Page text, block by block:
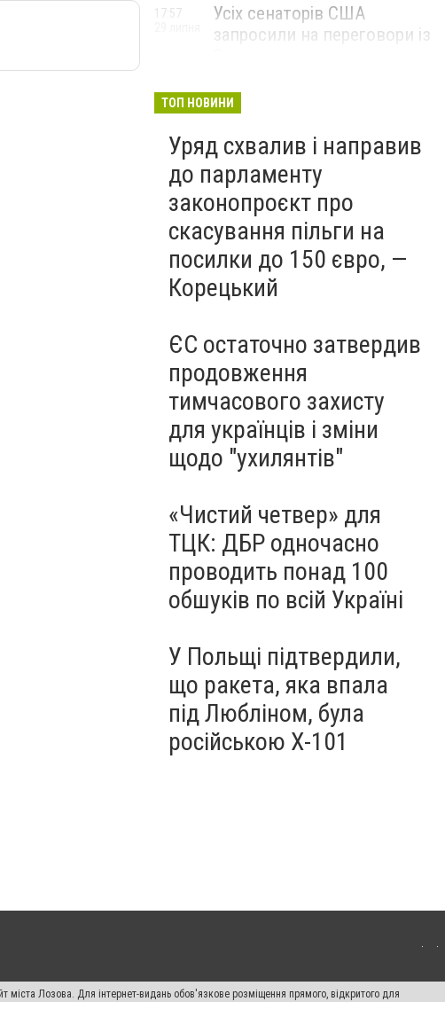
Усіх сенаторів США
запросили на переговори із
Росії, – The Hill
17:57
ТОП НОВИНИ
Уряд схвалив і направив
до парламенту
законопроєкт про
скасування пільги на
посилки до 150 євро, —
Корецький
ЄС остаточно затвердив
продовження
тимчасового захисту
для українців і зміни
щодо "ухилянтів"
«Чистий четвер» для
ТЦК: ДБР одночасно
проводить понад 100
обшуків по всій Україні
У Польщі підтвердили,
що ракета, яка впала
під Любліном, була
російською Х-101
міста Лозова. Для інтернет-видань обов'язкове розміщення прямого, відкритого для